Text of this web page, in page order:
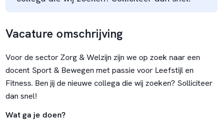
Vacature omschrijving
Voor de sector Zorg & Welzijn zijn we op zoek naar een
docent Sport & Bewegen met passie voor Leefstijl en
Fitness. Ben jij de nieuwe collega die wij zoeken? Solliciteer
dan snel!
Wat ga je doen?